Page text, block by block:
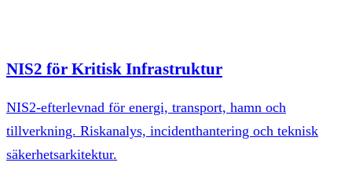
NIS2 för Kritisk Infrastruktur
NIS2-efterlevnad för energi, transport, hamn och
tillverkning. Riskanalys, incidenthantering och teknisk
säkerhetsarkitektur.